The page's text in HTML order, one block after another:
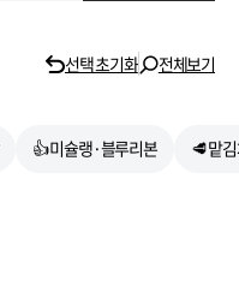
선택 초기화
전체보기
👍 미슐랭·블루리본 🥩 맡